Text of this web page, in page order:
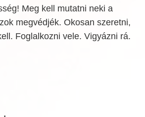
Meg kell mutatni neki a
megvédjék. Okosan szeretni,
Foglalkozni vele. Vigyázni rá.